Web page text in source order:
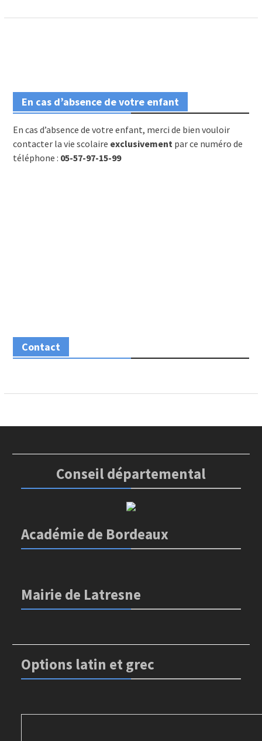
En cas d’absence de votre enfant
En cas d’absence de votre enfant, merci de bien vouloir
contacter la vie scolaire exclusivementpar ce numéro de
téléphone : 05-57-97-15-99
Contact
Conseil départemental
Académie de Bordeaux
Mairie de Latresne
Options latin et grec